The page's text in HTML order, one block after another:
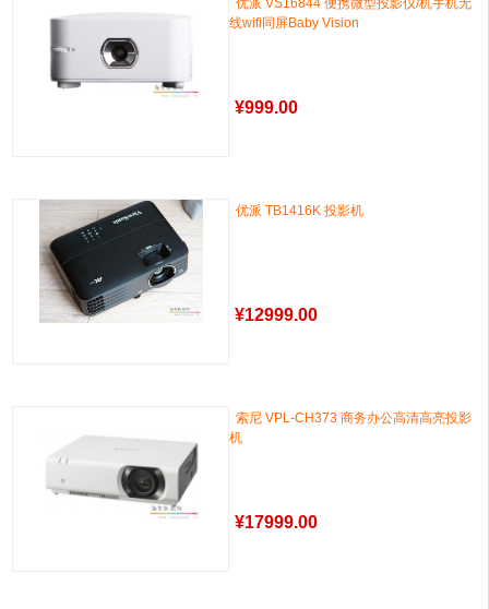
优派 VS16844 便携微型投影仪/机手机无
线wifi同屏Baby Vision
¥999.00
优派 TB1416K 投影机
¥12999.00
索尼 VPL-CH373 商务办公高清高亮投影
机
¥17999.00